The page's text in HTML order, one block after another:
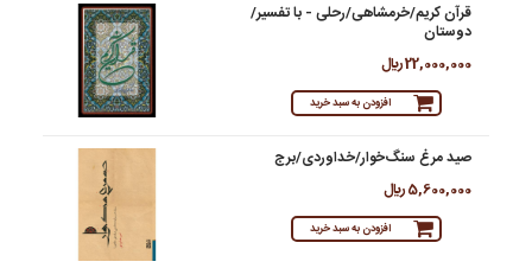
قرآن کریم/خرمشاهی/رحلی - با تفسیر/
دوستان
22,000,000 ريال
افزودن به سبد خرید
صید مرغ سنگ‌خوار/خداوردی/برج
5,600,000 ريال
افزودن به سبد خرید